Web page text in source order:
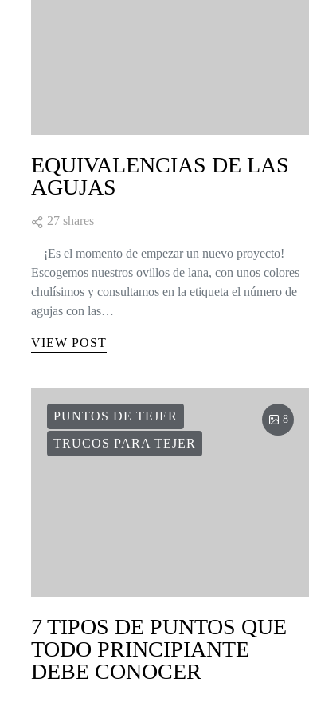
EQUIVALENCIAS DE LAS
AGUJAS
27 shares
¡Es el momento de empezar un nuevo proyecto!
Escogemos nuestros ovillos de lana, con unos colores
chulísimos y consultamos en la etiqueta el número de
agujas con las…
VIEW POST
PUNTOS DE TEJER
TRUCOS PARA TEJER
8
7 TIPOS DE PUNTOS QUE
TODO PRINCIPIANTE
DEBE CONOCER